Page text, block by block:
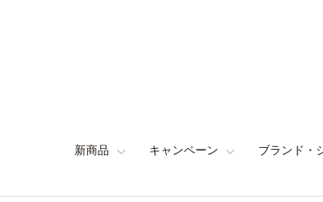
新商品 キャンペーン ブランド・